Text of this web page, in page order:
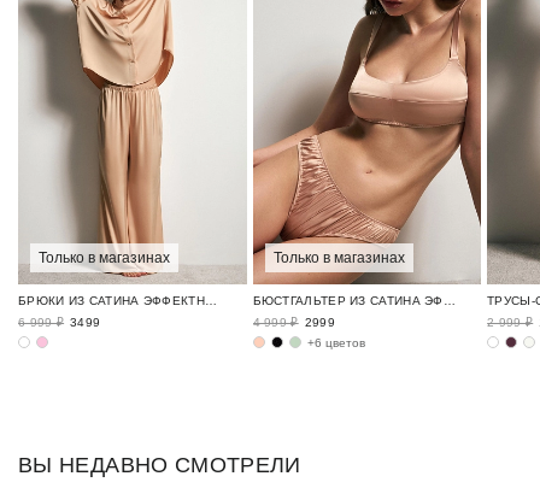
Только в магазинах
БРЮКИ ИЗ САТИНА ЭФФЕКТНЫЕ ОБРАЗЫ / NEW YEAR EXPRESS
6 999 ₽ 3499
Только в магазинах
БЮСТГАЛЬТЕР ИЗ САТИНА ЭФФЕКТНЫЕ ОБРАЗЫ / NEW YEAR EXPRESS
4 999 ₽ 2999
+6 цветов
2 999 ₽
ВЫ НЕДАВНО СМОТРЕЛИ